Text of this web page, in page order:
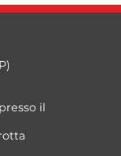
il